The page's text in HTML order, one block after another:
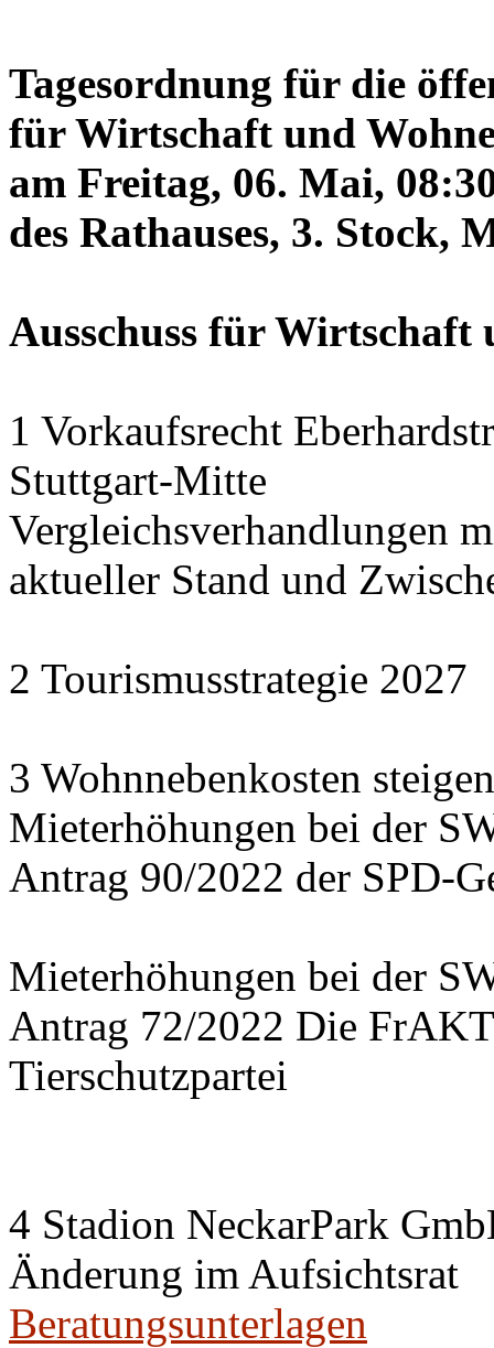
Tagesordnung für die
für Wirtschaft und
am Freitag, 06. Mai,
des Rathauses, 3. Stock,
Ausschuss für Wirtschaft
1 Vorkaufsrecht
Stuttgart-Mitte
Vergleichsverhandlungen
aktueller Stand und
2 Tourismusstrategie 2027
3 Wohnnebenkosten
Mieterhöhungen bei der
Antrag 90/2022 der SPD-
Mieterhöhungen bei der
Antrag 72/2022 Die
Tierschutzpartei
4 Stadion NeckarPark
Änderung im Aufsichtsrat
Beratungsunterlagen